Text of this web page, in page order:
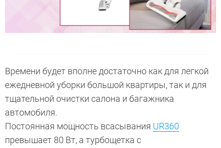
Времени будет вполне достаточно как для легкой
ежедневной уборки большой квартиры, так и для
тщательной очистки салона и багажника
автомобиля.
Постоянная мощность всасывания UR360
превышает 80 Вт, а турбощетка с